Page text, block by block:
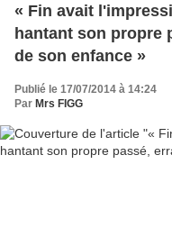
« Fin avait
hantant son propre
de son enfance »
Publié le 17/07/2014 à 14:24
Par Mrs FIGG